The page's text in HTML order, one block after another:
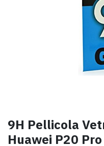
9H Pellicola
Huawei P20 Pro